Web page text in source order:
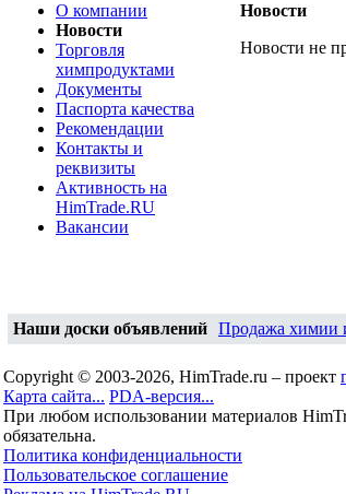
О компании
Новости
Торговля
химпродуктами
Документы
Паспорта качества
Рекомендации
Контакты и
реквизиты
Активность на
HimTrade.RU
Вакансии
Новости
Новости не
Наши доски объявлений Продажа химии
Copyright © 2003-2026, HimTrade.ru – проект
Карта сайта... PDA-версия...
При любом использовании материалов
обязательна.
Политика конфиденциальности
Пользовательское соглашение